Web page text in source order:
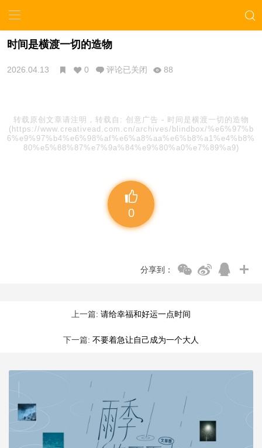
时间是横渡一切的造物
2026.04.13 0 评论已关闭 88
转载原创文章请注明，转载自: 创意广告 - 时间是横渡一切的造物
(https://www.creativead.com.cn/archives/blindbox/%e6%97%b
6%e9%97%b4%e6%98%af%e6%a8%aa%e6%b8%a1%e4%b8%
80%e5%88%87%e7%9a%84%e9%80%a0%e7%89%a9)
0
分享到：
上一篇: 请给幸福和好运一点时间
下一篇: 不要着急让自己成为一个大人